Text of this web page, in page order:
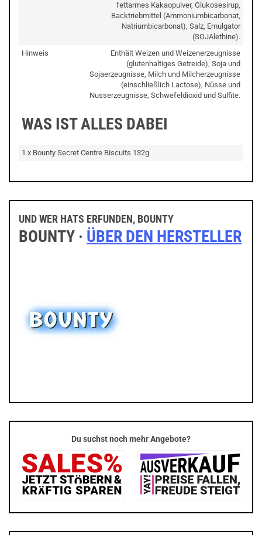
fettarmes Kakaopulver, Glukosesirup,
Backtriebmittel (Ammoniumbicarbonat,
Natriumbicarbonat), Salz, Emulgator
(SOJAlethine).
Hinweis
Enthält Weizen und Weizenerzeugnisse
(glutenhaltiges Getreide), Soja und
Sojaerzeugnisse, Milch und Milcherzeugnisse
(einschließlich Lactose), Nüsse und
Nusserzeugnisse, Schwefeldioxid und Sulfite.
WAS IST ALLES DABEI
1 x Bounty Secret Centre Biscuits 132g
UND WER HATS ERFUNDEN, BOUNTY
BOUNTY · ÜBER DEN HERSTELLER
Du suchst noch mehr Angebote?